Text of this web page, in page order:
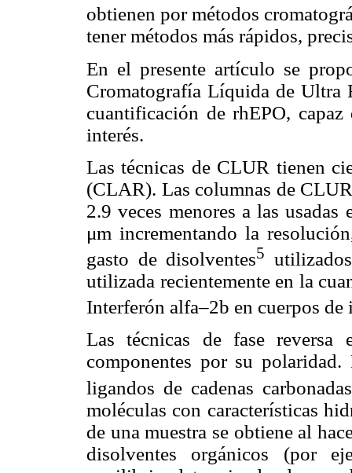
obtienen por métodos
tener métodos más rápidos,
En el presente artículo se
Cromatografía Líquida de Ultra
cuantificación de rhEPO, capaz
interés.
Las técnicas de CLUR tienen
(CLAR). Las columnas de
2.9 veces menores a las
μm incrementando la
gasto de disolventes5
utilizada recientemente en la
Interferón alfa–2b en cuerpos
Las técnicas de fase reversa
componentes por su
ligandos de cadenas
moléculas con características
de una muestra se obtiene al
disolventes orgánicos (por